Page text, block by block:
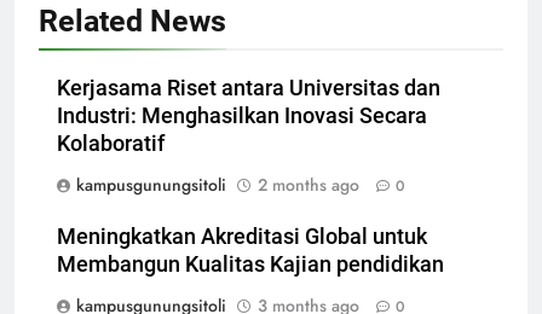
Related News
Kerjasama Riset antara Universitas dan
Industri: Menghasilkan Inovasi Secara
Kolaboratif
kampusgunungsitoli
2 months ago 0
Meningkatkan Akreditasi Global untuk
Membangun Kualitas Kajian pendidikan
kampusgunungsitoli
3 months ago 0